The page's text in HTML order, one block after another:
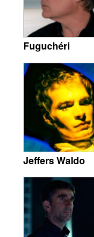
Fuguchéri
Jeffers Waldo